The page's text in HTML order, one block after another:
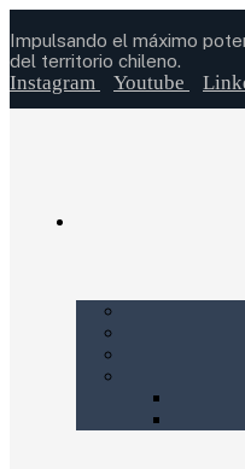
Impulsando el máximo
del territorio chileno.
Instagram Youtube